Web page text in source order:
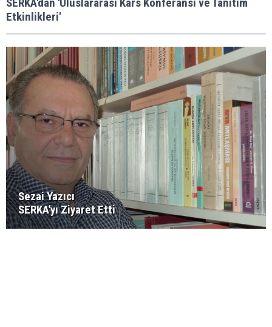
SERKA'dan 'Uluslararası Kars Konferansı ve Tanıtım
Etkinlikleri'
Sezai Yazıcı
SERKA'yı Ziyaret Etti